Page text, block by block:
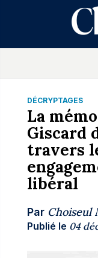
DÉCRYPTAGES
La
Giscard
travers
libéral
Par Choiseul
Publié le 04